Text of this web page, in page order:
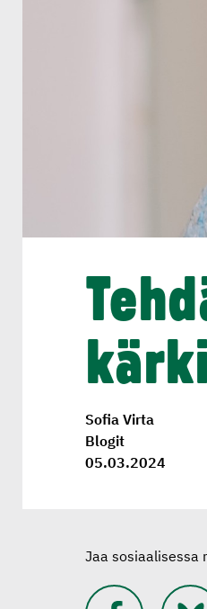
Sofia Virta
Blogit
05.03.2024
Jaa sosiaalisessa